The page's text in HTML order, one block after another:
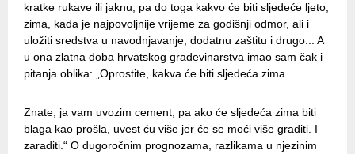
kratke rukave ili jaknu, pa do toga kakvo će biti sljedeće ljeto,
zima, kada je najpovoljnije vrijeme za godišnji odmor, ali i
uložiti sredstva u navodnjavanje, dodatnu zaštitu i drugo... A
u ona zlatna doba hrvatskog građevinarstva imao sam čak i
pitanja oblika: „Oprostite, kakva će biti sljedeća zima.
Znate, ja vam uvozim cement, pa ako će sljedeća zima biti
blaga kao prošla, uvest ću više jer će se moći više graditi. I
zaraditi.“ O dugoročnim prognozama, razlikama u njezinim